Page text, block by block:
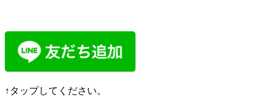
↑タップしてください。